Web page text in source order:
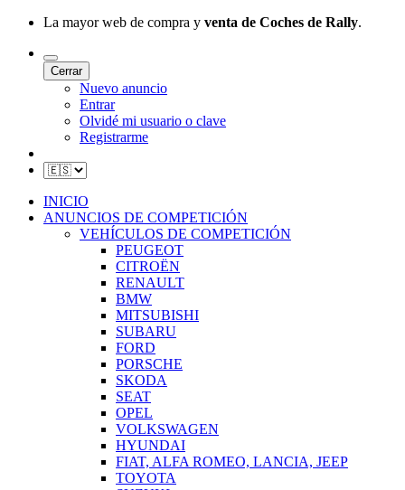
La mayor web de compra y venta de Coches de Rally.
Cerrar
Nuevo anuncio
Entrar
Olvidé mi usuario o clave
Registrarme
INICIO
ANUNCIOS DE COMPETICIÓN
VEHÍCULOS DE COMPETICIÓN
PEUGEOT
CITROËN
RENAULT
BMW
MITSUBISHI
SUBARU
FORD
PORSCHE
SKODA
SEAT
OPEL
VOLKSWAGEN
HYUNDAI
FIAT, ALFA ROMEO, LANCIA, JEEP
TOYOTA